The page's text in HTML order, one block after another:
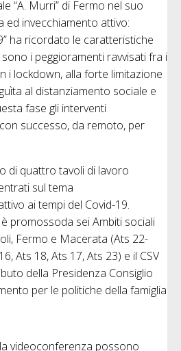
“A. Murri” di Fermo nel suo
ed invecchiamento attivo:
ha ricordato le caratteristiche
i peggioramenti ravvisati fra i
i lockdown, alla forte limitazione
al distanziamento sociale e
fase gli interventi
successo, da remoto, per
di quattro tavoli di lavoro
sul tema
ai tempi del Covid-19.
promossoda sei Ambiti sociali
Fermo e Macerata (Ats 22-
Ats 18, Ats 17, Ats 23) e il CSV
della Presidenza Consiglio
per le politiche della famiglia
videoconferenza possono